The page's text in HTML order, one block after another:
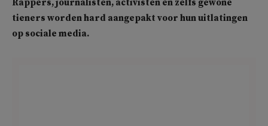
Rappers, journalisten, activisten en zelfs gewone
tieners worden hard aangepakt voor hun uitlatingen
op sociale media.